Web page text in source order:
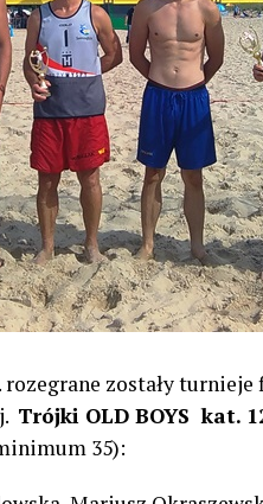
zostały
Trójki OLD BOYS kat.
35):